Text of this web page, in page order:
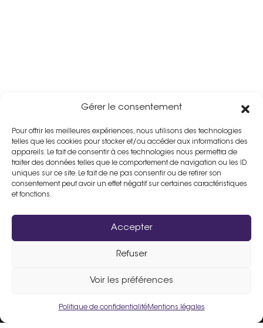
Gérer le consentement
Pour offrir les meilleures expériences, nous utilisons des technologies
telles que les cookies pour stocker et/ou accéder aux informations des
appareils. Le fait de consentir à ces technologies nous permettra de
traiter des données telles que le comportement de navigation ou les ID
uniques sur ce site. Le fait de ne pas consentir ou de retirer son
consentement peut avoir un effet négatif sur certaines caractéristiques
et fonctions.
Accepter
Refuser
Voir les préférences
Politique de confidentialitéMentions légales
Un site fièrement propulsé parFlers Agglo.